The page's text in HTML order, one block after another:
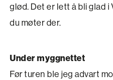
glød. Det er lett å bli glad
du møter der.
Under myggnettet
Før turen ble jeg advart